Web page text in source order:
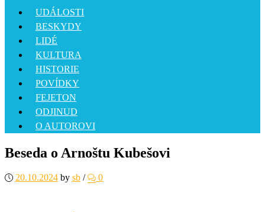
UDÁLOSTI
BESKYDY
LIDÉ
KULTURA
HISTORIE
POVÍDKY
FEJETON
ODJINUD
O AUTOROVI
Beseda o Arnoštu Kubešovi
20.10.2024 by sb / 0